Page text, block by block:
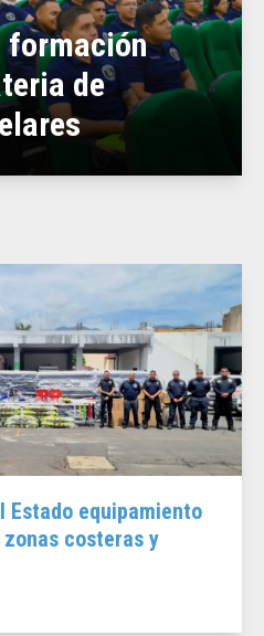
formación
de
Estado equipamiento
costeras y